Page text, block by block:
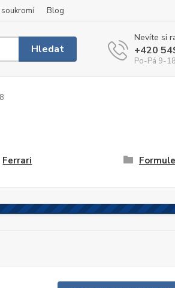
soukromí Blog
Hledat
Nevíte si
+420
Po-Pá 9-
Ferrari